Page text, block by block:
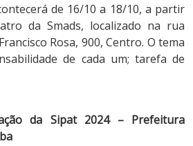
de 16/10 a 18/10, a partir
da Smads, localizado na rua
Rosa, 900, Centro. O tema
de cada um; tarefa de
da Sipat 2024 – Prefeitura